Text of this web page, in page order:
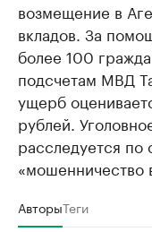
возмещение в
вкладов. За
более 100
подсчетам МВД
ущерб
рублей.
расследуется по
«мошенничество
АвторыТеги